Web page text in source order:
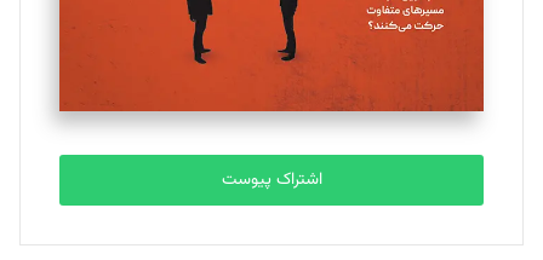
تحریریه
مصطفی مسجدی آرانی
تحریریه
بابک نقاش
تحریریه
اشتراک پیوست